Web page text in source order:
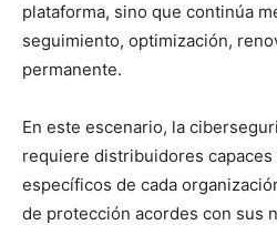
plataforma, sino que continúa
seguimiento, optimización,
permanente.
En este escenario, la
requiere distribuidores
específicos de cada
de protección acordes con sus